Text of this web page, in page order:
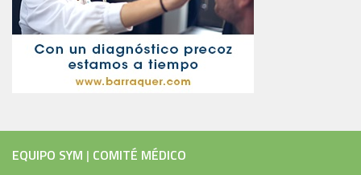
EQUIPO SYM | COMITÉ MÉDICO